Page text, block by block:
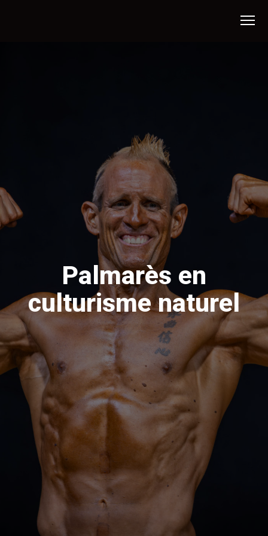
Palmarès en
culturisme naturel